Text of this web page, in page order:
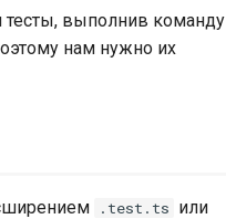
выполнив команду
нам нужно их
.test.ts или